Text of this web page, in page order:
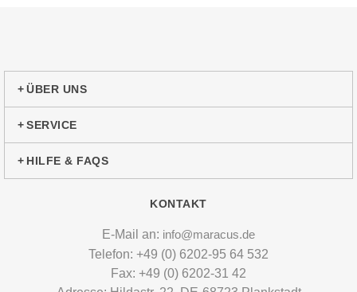
ÜBER UNS
SERVICE
HILFE & FAQS
KONTAKT
E-Mail an: info@maracus.de
Telefon: +49 (0) 6202-95 64 532
Fax: +49 (0) 6202-31 42